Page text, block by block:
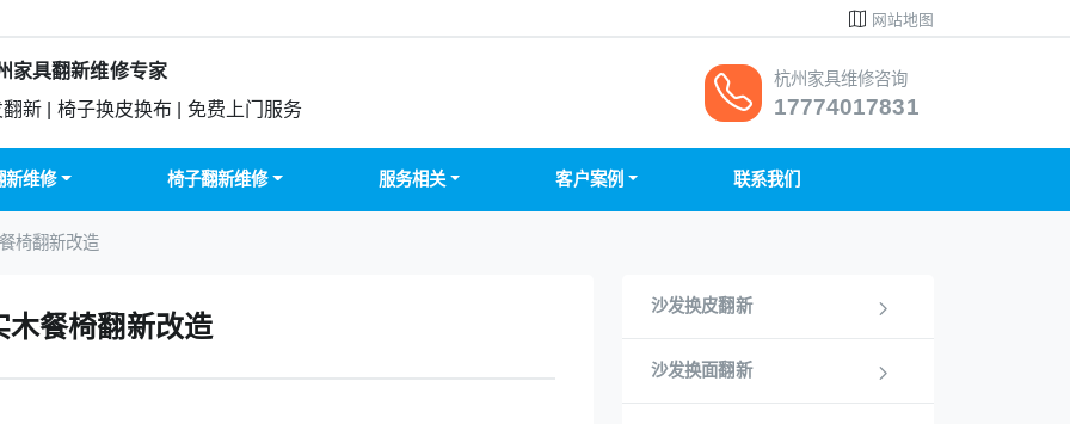
网站地图
家具翻新维修专家
新 | 椅子换皮换布 | 免费上门服务
杭州家具维修咨询
17774017831
新维修 椅子翻新维修 服务相关 客户案例 联系我们
椅翻新改造
木餐椅翻新改造
沙发换皮翻新
沙发换面翻新